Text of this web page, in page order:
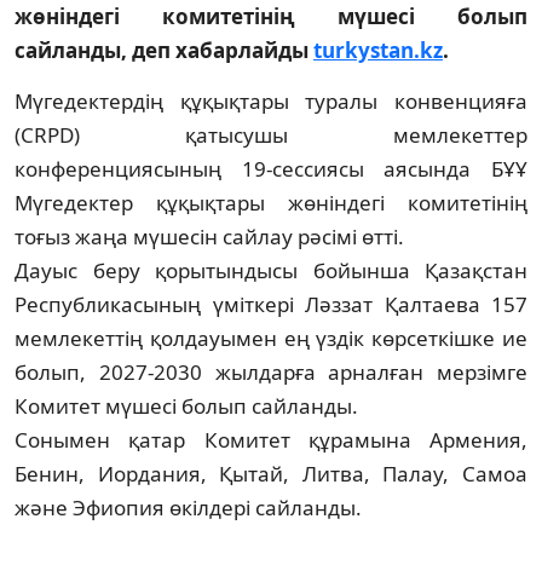
жөніндегі комитетінің мүшесі болып
сайланды, деп хабарлайдыturkystan.kz.
Мүгедектердің құқықтары туралы конвенцияға
(CRPD) қатысушы мемлекеттер
конференциясының 19-сессиясы аясында БҰҰ
Мүгедектер құқықтары жөніндегі комитетінің
тоғыз жаңа мүшесін сайлау рәсімі өтті.
Дауыс беру қорытындысы бойынша Қазақстан
Республикасының үміткері Ләззат Қалтаева 157
мемлекеттің қолдауымен ең үздік көрсеткішке ие
болып, 2027-2030 жылдарға арналған мерзімге
Комитет мүшесі болып сайланды.
Сонымен қатар Комитет құрамына Армения,
Бенин, Иордания, Қытай, Литва, Палау, Самоа
және Эфиопия өкілдері сайланды.